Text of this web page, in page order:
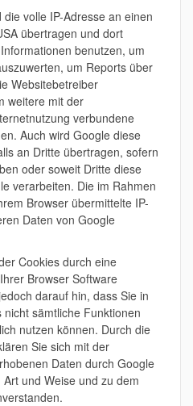
volle IP-Adresse an einen
übertragen und dort
benutzen, um
um Reports über
Websitebetreiber
weitere mit der
verbundene
Auch wird Google diese
an Dritte übertragen, sofern
oder soweit Dritte diese
verarbeiten. Die im Rahmen
Browser übermittelte IP-
Daten von Google
Cookies durch eine
Browser Software
darauf hin, dass Sie in
sämtliche Funktionen
nutzen können. Durch die
Sie sich mit der
Daten durch Google
und Weise und zu dem